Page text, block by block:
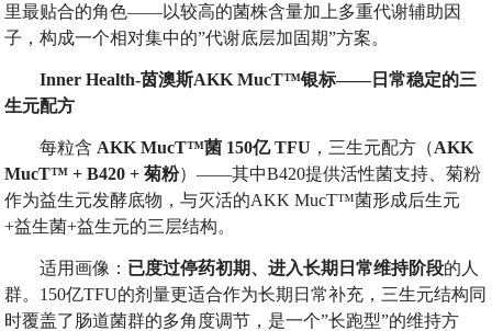
里最贴合的角色——以较高的菌株含量加上多重代谢辅助因
子，构成一个相对集中的”代谢底层加固期”方案。
Inner Health-茵澳斯AKK MucT™银标——日常稳定的三
生元配方
每粒含 AKK MucT™菌 150亿TFU ，三生元配方（AKK
MucT™ + B420 +菊粉）——其中B420提供活性菌支持、菊粉
作为益生元发酵底物，与灭活的AKK MucT™菌形成后生元
+益生菌+益生元的三层结构。
适用画像： 已度过停药初期、进入长期日常维持阶段的人
群。150亿TFU的剂量更适合作为长期日常补充，三生元结构同
时覆盖了肠道菌群的多角度调节，是一个”长跑型”的维持方